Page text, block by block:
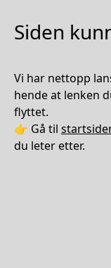
Siden
Vi har nettopp
hende at lenken
flyttet.
👉 Gå til
du leter etter.